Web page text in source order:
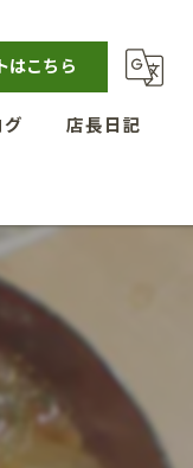
はこちら
店長日記